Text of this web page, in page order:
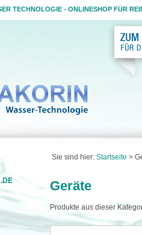
TECHNOLOGIE - ONLINESHOP FÜR
Sie sind hier: Startseite >
Geräte
Produkte aus dieser